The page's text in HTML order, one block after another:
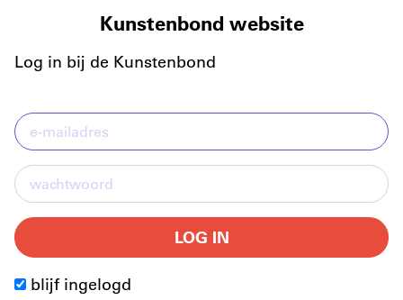
Kunstenbond website
Log in bij de Kunstenbond
LOG IN
blijf ingelogd